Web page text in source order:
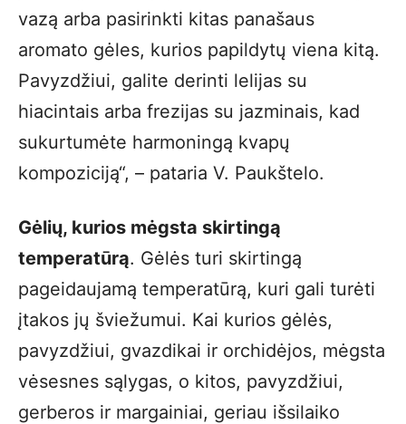
vazą arba pasirinkti kitas panašaus
aromato gėles, kurios papildytų viena kitą.
Pavyzdžiui, galite derinti lelijas su
hiacintais arba frezijas su jazminais, kad
sukurtumėte harmoningą kvapų
kompoziciją“, – pataria V. Paukštelo.
Gėlių, kurios mėgsta skirtingą
temperatūrą. Gėlės turi skirtingą
pageidaujamą temperatūrą, kuri gali turėti
įtakos jų šviežumui. Kai kurios gėlės,
pavyzdžiui, gvazdikai ir orchidėjos, mėgsta
vėsesnes sąlygas, o kitos, pavyzdžiui,
gerberos ir margainiai, geriau išsilaiko